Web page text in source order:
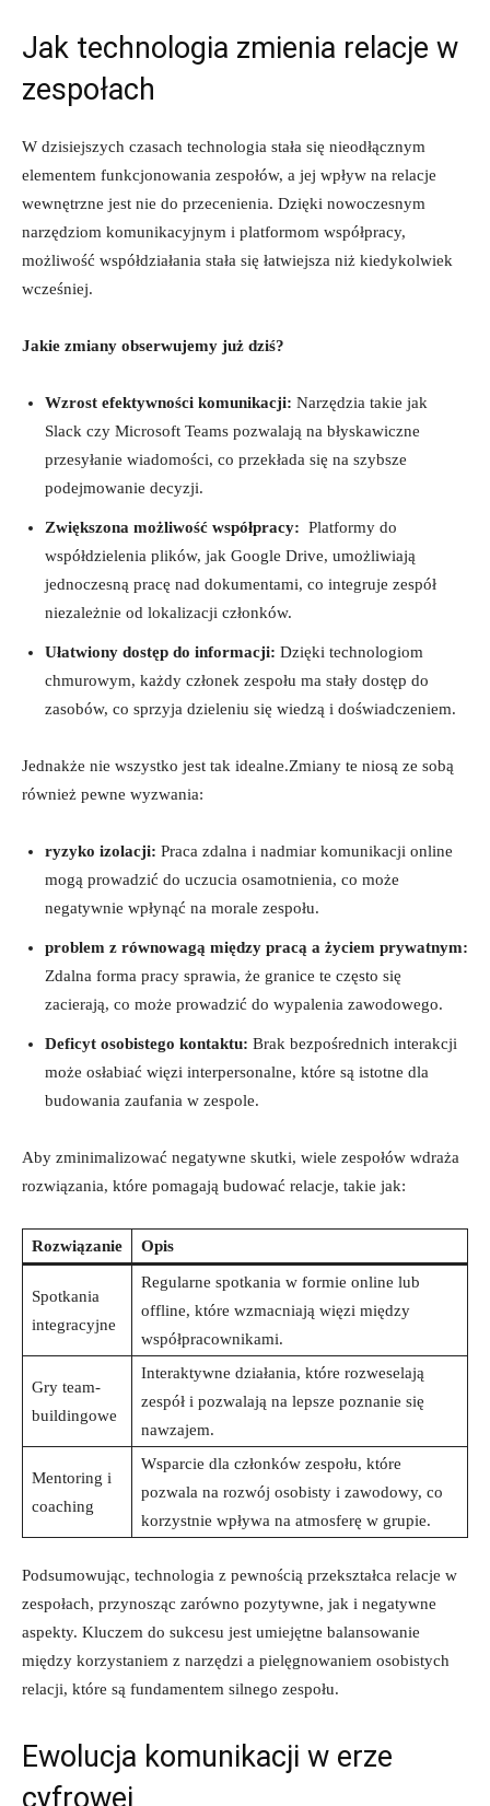
Jak technologia zmienia relacje​ w
zespołach
W dzisiejszych czasach technologia stała się nieodłącznym
elementem funkcjonowania zespołów, a jej wpływ na relacje‌
wewnętrzne jest‌ nie do przecenienia. Dzięki nowoczesnym
⁤narzędziom ​komunikacyjnym i platformom współpracy,
możliwość współdziałania stała się⁣ łatwiejsza niż kiedykolwiek
wcześniej.
Jakie zmiany obserwujemy już dziś?
Wzrost efektywności komunikacji: Narzędzia takie jak ​
Slack czy Microsoft Teams ‍pozwalają na błyskawiczne
przesyłanie wiadomości, co przekłada się na szybsze
podejmowanie decyzji.
Zwiększona możliwość współpracy: ⁤ Platformy⁤ do
współdzielenia plików, jak Google Drive, umożliwiają
jednoczesną ⁢pracę nad dokumentami, co integruje zespół
niezależnie od⁤ lokalizacji członków.
Ułatwiony dostęp do informacji: Dzięki technologiom
chmurowym, każdy członek zespołu ma stały dostęp do
zasobów, co sprzyja dzieleniu się wiedzą i doświadczeniem.
Jednakże nie wszystko ⁣jest‍ tak idealne.Zmiany te niosą ze sobą
również pewne wyzwania:
ryzyko izolacji: Praca zdalna ‍i nadmiar komunikacji online
mogą prowadzić do uczucia osamotnienia, co może
negatywnie wpłynąć na morale zespołu.
problem z równowagą między pracą a życiem‌ prywatnym:
Zdalna forma pracy sprawia, że granice te często się
zacierają, co może prowadzić do wypalenia zawodowego.
Deficyt osobistego kontaktu: Brak bezpośrednich interakcji
może osłabiać więzi interpersonalne, które są​ istotne dla
budowania ⁤zaufania w zespole.
Aby zminimalizować negatywne skutki, wiele zespołów wdraża
rozwiązania, które pomagają budować relacje, takie jak:
Rozwiązanie Opis
Spotkania⁣
integracyjne
Regularne spotkania w formie online lub
offline, które ​wzmacniają więzi między
współpracownikami.
Gry team-
buildingowe
Interaktywne działania, ‌które rozweselają
zespół i pozwalają na lepsze poznanie się
nawzajem.
Mentoring‍ i
coaching
Wsparcie dla członków zespołu, które
pozwala na rozwój osobisty i zawodowy, ‍co
korzystnie‌ wpływa⁣ na atmosferę‍ w grupie.
Podsumowując, technologia z pewnością⁢ przekształca relacje w
zespołach, przynosząc zarówno pozytywne, jak i negatywne
aspekty. Kluczem do sukcesu jest umiejętne balansowanie
między korzystaniem z narzędzi a pielęgnowaniem osobistych
relacji,​ które są fundamentem silnego zespołu.
Ewolucja komunikacji w erze
cyfrowej